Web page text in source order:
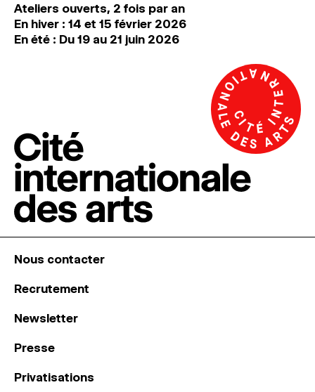
Ateliers ouverts, 2 fois par an
En hiver : 14 et 15 février 2026
En été : Du 19 au 21 juin 2026
Nous contacter
Recrutement
Newsletter
Presse
Privatisations